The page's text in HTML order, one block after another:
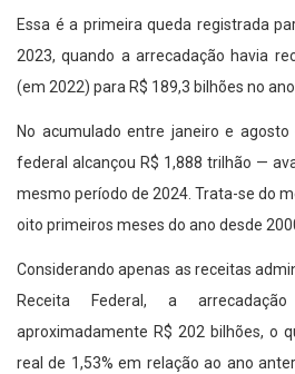
Essa é a primeira queda registrada
2023, quando a arrecadação havia
(em 2022) para R$ 189,3 bilhões no
No acumulado entre janeiro e
federal alcançou R$ 1,888 trilhão —
mesmo período de 2024. Trata-se do
oito primeiros meses do ano desde
Considerando apenas as receitas
Receita Federal, a
aproximadamente R$ 202 bilhões, o
real de 1,53% em relação ao ano